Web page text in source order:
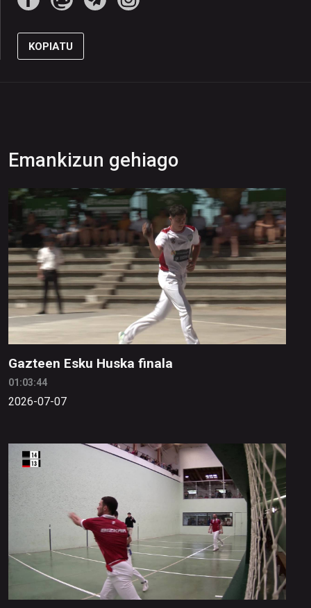
KOPIATU
Emankizun gehiago
Gazteen Esku Huska finala
01:03:44
2026-07-07